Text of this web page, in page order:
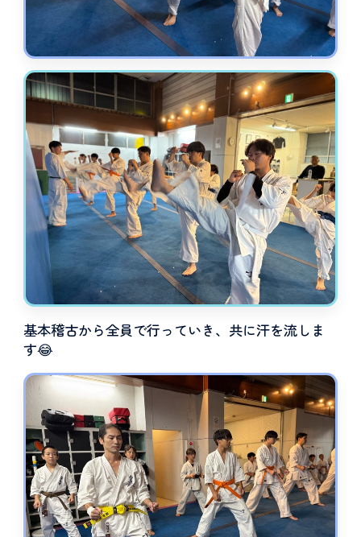
基本稽古から全員で行っていき、共に汗を流しま
す😂